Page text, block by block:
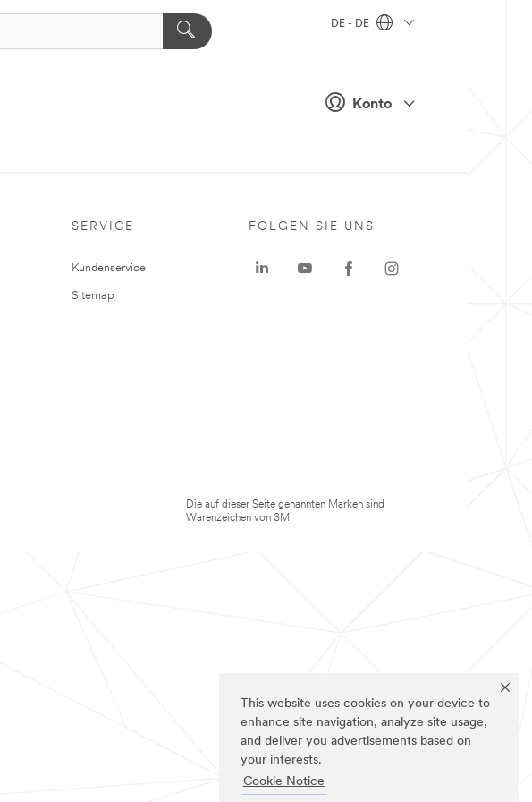
This website uses cookies on your device to
enhance site navigation, analyze site usage,
and deliver you advertisements based on
your interests.
Cookie Notice
Konto
DE - DE
SERVICE
Kundenservice
Sitemap
FOLGEN SIE UNS
Die auf dieser Seite genannten Marken sind
Warenzeichen von 3M.